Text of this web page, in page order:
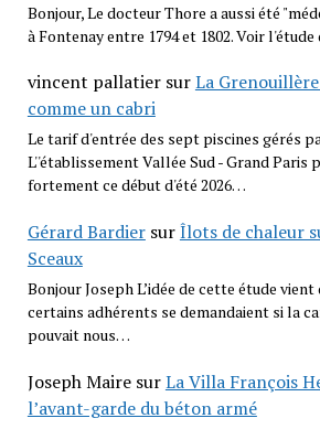
Bonjour, Le docteur Thore a aussi été
à Fontenay entre 1794 et 1802. Voir
vincent pallatiersurLa
comme un cabri
Le tarif d'entrée des sept piscines gérés
L''établissement Vallée Sud - Grand Paris
fortement ce début d'été 2026…
Gérard BardiersurÎlots de chaleur
Sceaux
Bonjour Joseph L’idée de cette étude
certains adhérents se demandaient si la
pouvait nous…
Joseph MairesurLa Villa François
l’avant-garde du béton armé